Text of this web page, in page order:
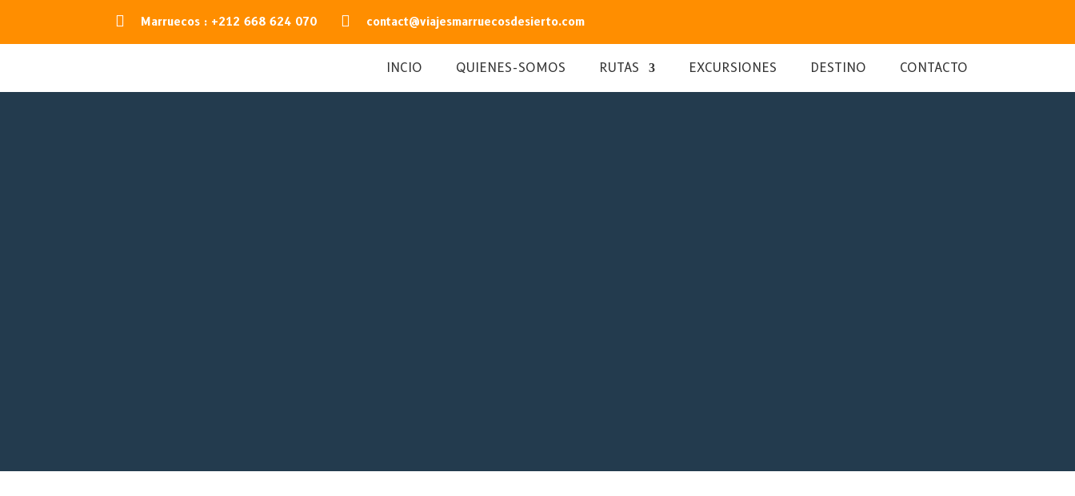
 Marruecos : +212 668 624 070  contact@viajesmarruecosdesierto.com
INCIO QUIENES-SOMOS RUTAS EXCURSIONES DESTINO CONTACTO